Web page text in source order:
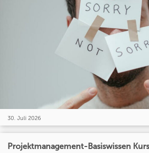
30. Juli 2026
Projektmanagement-Basiswissen